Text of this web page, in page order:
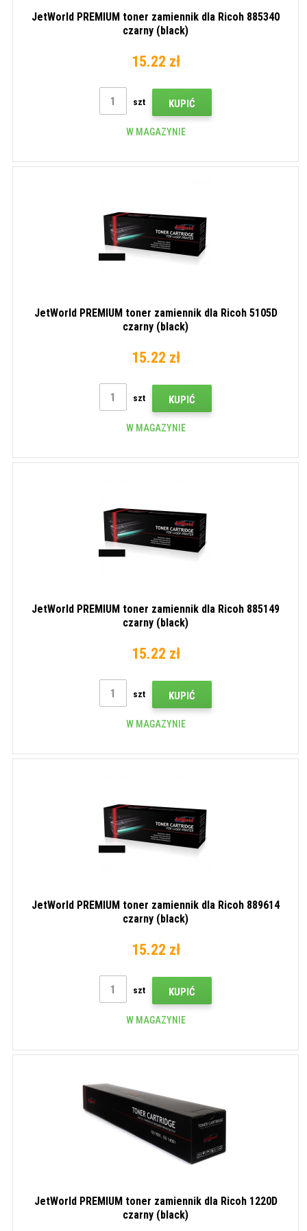
JetWorld PREMIUM toner zamiennik dla Ricoh 885340
czarny (black)
15.22 zł
szt KUPIĆ
W MAGAZYNIE
JetWorld PREMIUM toner zamiennik dla Ricoh 5105D
czarny (black)
15.22 zł
szt KUPIĆ
W MAGAZYNIE
JetWorld PREMIUM toner zamiennik dla Ricoh 885149
czarny (black)
15.22 zł
szt KUPIĆ
W MAGAZYNIE
JetWorld PREMIUM toner zamiennik dla Ricoh 889614
czarny (black)
15.22 zł
szt KUPIĆ
W MAGAZYNIE
JetWorld PREMIUM toner zamiennik dla Ricoh 1220D
czarny (black)